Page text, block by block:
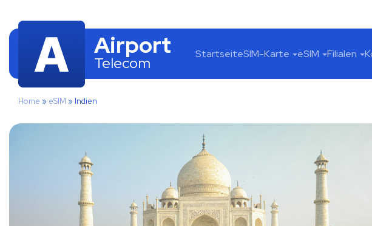
Airport
Telecom StartseiteSIM-Karte eSIM Filialen
Home » eSIM » Indien